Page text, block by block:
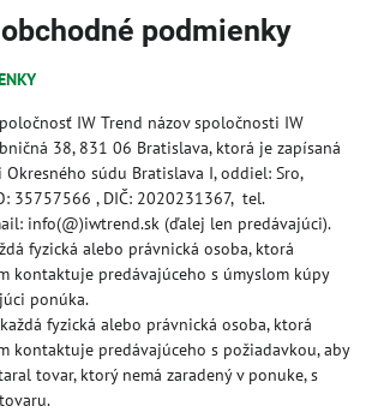
podmienky
IW Trend názov spoločnosti IW
38, 831 06 Bratislava, ktorá je zapísaná
súdu Bratislava I, oddiel: Sro,
35757566 , DIČ: 2020231367, tel.
info(@)iwtrend.sk (ďalej len predávajúci).
fyzická alebo právnická osoba, ktorá
kontaktuje predávajúceho s úmyslom kúpy
ponúka.
fyzická alebo právnická osoba, ktorá
kontaktuje predávajúceho s požiadavkou, aby
tovar, ktorý nemá zaradený v ponuke, s